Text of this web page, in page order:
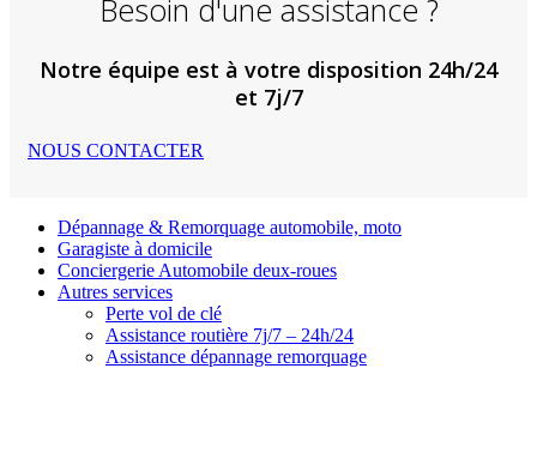
Besoin d'une assistance ?
Notre équipe est à votre disposition 24h/24
et 7j/7
NOUS CONTACTER
Dépannage & Remorquage automobile, moto
Garagiste à domicile
Conciergerie Automobile deux-roues
Autres services
Perte vol de clé
Assistance routière 7j/7 – 24h/24
Assistance dépannage remorquage